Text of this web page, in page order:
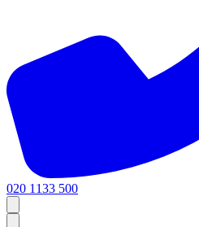
020 1133 500